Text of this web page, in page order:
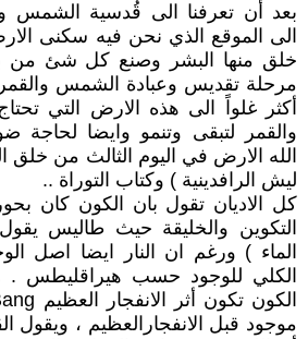
بعد أن تعرفنا الى قُدسية الشمس
الى الموقع الذي نحن فيه سكنى
خلق منها البشر وصنع كل شئ من
مرحلة تقديس وعبادة الشمس
أكثر غلواً الى هذه الارض التي
والقمر لتبقى وتنمو وايضا لحاجة
الله الارض في اليوم الثالث من
ليش الرافدينية ) وكتاب التوراة ..
كل الاديان تقول بان الكون كان
التكوين والخليقة حيث طاليس
الماء ) ورغم ان النار ايضا اصل
الكلي للوجود حسب هيراقليطس
موجود قبل الانفجارالعظيم ،